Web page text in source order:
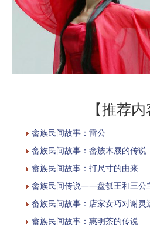
【推荐内
畲族民间故事：雷公
畲族民间故事：畲族木屐的传说
畲族民间故事：打尺寸的由来
畲族民间传说——盘瓠王和三公
畲族民间故事：店家女巧对谢灵
畲族民间故事：惠明茶的传说